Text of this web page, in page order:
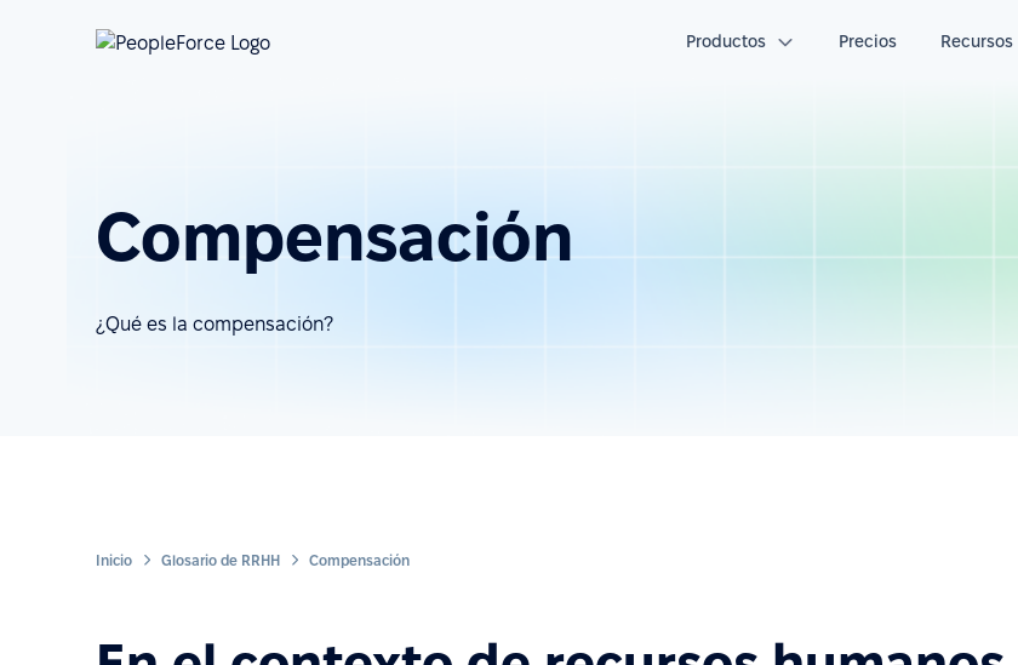
Productos Precios Recursos
Compensación
¿Qué es la compensación?
Inicio Glosario de RRHH Compensación